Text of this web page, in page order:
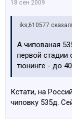
18 сен 2009
iks;610577
А чипованая
первой стадии
тюнинге - до
Кстати, на
чиповку 535д.